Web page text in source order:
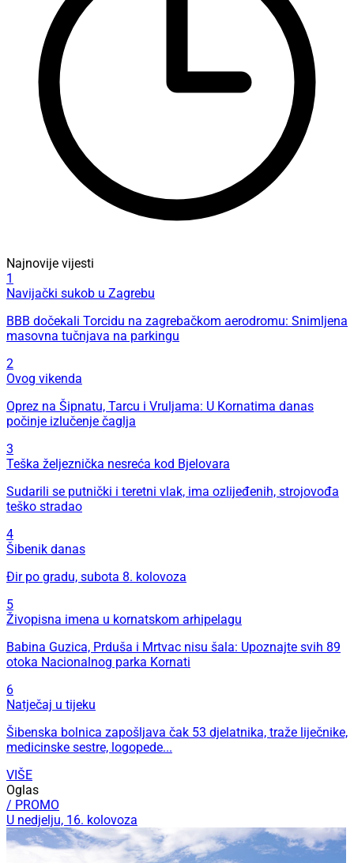
Najnovije vijesti
1
Navijački sukob u Zagrebu
BBB dočekali Torcidu na zagrebačkom aerodromu: Snimljena
masovna tučnjava na parkingu
2
Ovog vikenda
Oprez na Šipnatu, Tarcu i Vruljama: U Kornatima danas
počinje izlučenje čaglja
3
Teška željeznička nesreća kod Bjelovara
Sudarili se putnički i teretni vlak, ima ozlijeđenih, strojovođa
teško stradao
4
Šibenik danas
Đir po gradu, subota 8. kolovoza
5
Živopisna imena u kornatskom arhipelagu
Babina Guzica, Prduša i Mrtvac nisu šala: Upoznajte svih 89
otoka Nacionalnog parka Kornati
6
Natječaj u tijeku
Šibenska bolnica zapošljava čak 53 djelatnika, traže liječnike,
medicinske sestre, logopede...
VIŠE
Oglas
/ PROMO
U nedjelju, 16. kolovoza